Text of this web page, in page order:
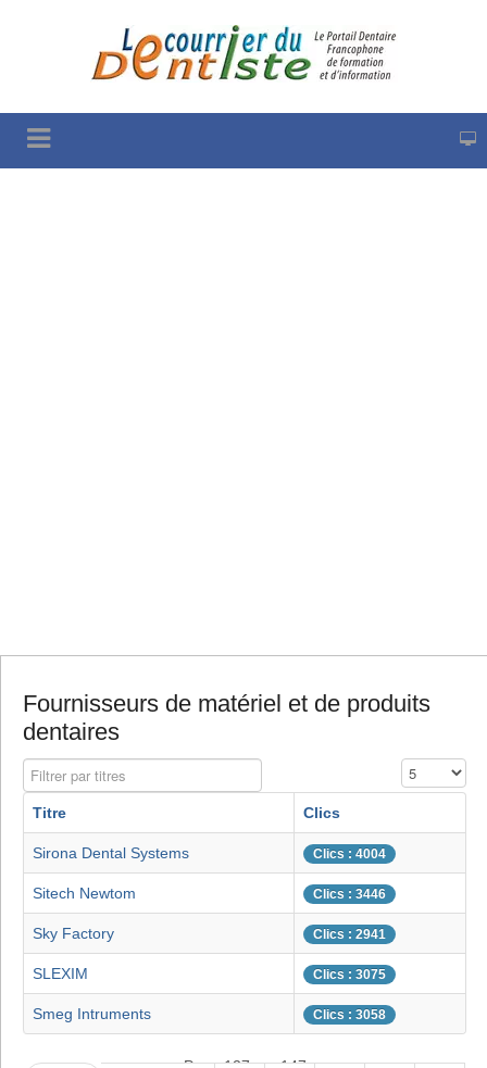
Fournisseurs de matériel et de produits
dentaires
Filtrer par titres Affichage #
Titre Clics
Sirona Dental Systems Clics : 4004
Sitech Newtom Clics : 3446
Sky Factory Clics : 2941
SLEXIM Clics : 3075
Smeg Intruments Clics : 3058